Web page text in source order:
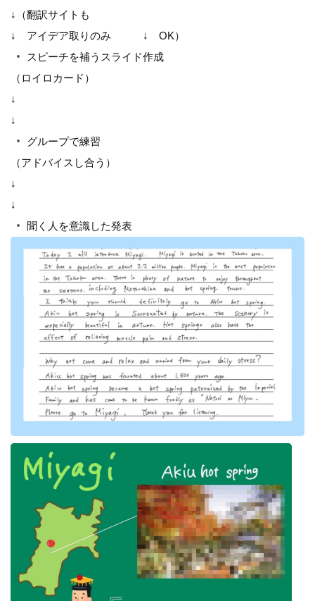
↓（翻訳サイトも
↓ アイデア取りのみ ↓ OK）
スピーチを補うスライド作成
（ロイロカード）
↓
↓
グループで練習
（アドバイスし合う）
↓
↓
聞く人を意識した発表